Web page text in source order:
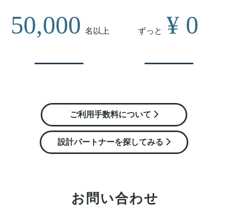
50,000 名 以上 ずっと ¥ 0
ご利用手数料について
設計パートナーを探してみる
お問い合わせ